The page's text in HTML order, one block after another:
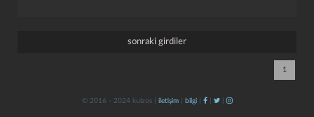
sonraki girdiler
1
© 2016 - 2024 kulzos | iletişim| bilgi| | |